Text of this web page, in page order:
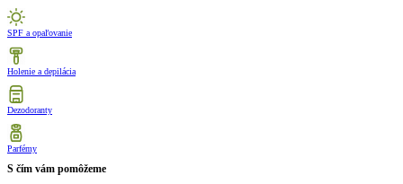
SPF a opaľovanie
Holenie a depilácia
Dezodoranty
Parfémy
S čím vám pomôžeme